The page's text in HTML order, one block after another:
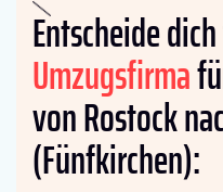
Entscheide
Umzugsfirma
von Rostock
(Fünfkirchen):